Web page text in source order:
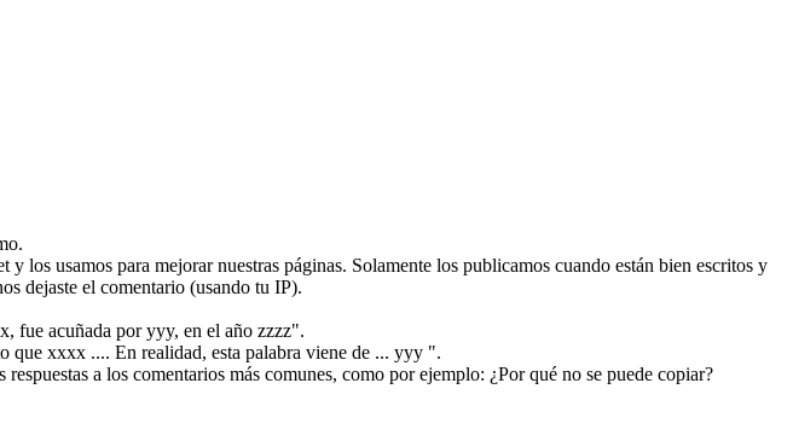
usamos para mejorar nuestras páginas. Solamente los publicamos cuando están bien escritos y
dejaste el comentario (usando tu IP).
fue acuñada por yyy, en el año zzzz".
que xxxx .... En realidad, esta palabra viene de ... yyy ".
a los comentarios más comunes, como por ejemplo: ¿Por qué no se puede copiar?